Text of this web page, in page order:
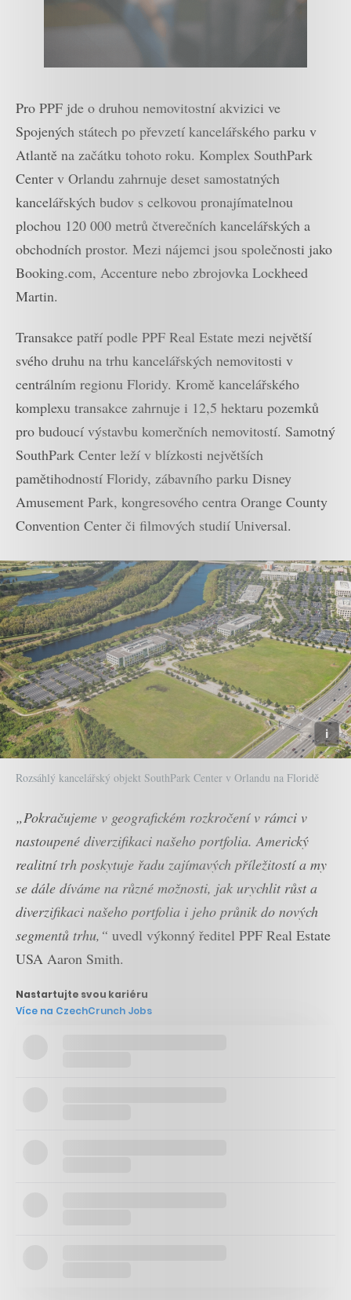
Pro PPF jde o druhou nemovitostní akvizici ve
Spojených státech po převzetí kancelářského parku v
Atlantě na začátku tohoto roku. Komplex SouthPark
Center v Orlandu zahrnuje deset samostatných
kancelářských budov s celkovou pronajímatelnou
plochou 120 000 metrů čtverečních kancelářských a
obchodních prostor. Mezi nájemci jsou společnosti jako
Booking.com, Accenture nebo zbrojovka Lockheed
Martin.
Transakce patří podle PPF Real Estate mezi největší
svého druhu na trhu kancelářských nemovitosti v
centrálním regionu Floridy. Kromě kancelářského
komplexu transakce zahrnuje i 12,5 hektaru pozemků
pro budoucí výstavbu komerčních nemovitostí. Samotný
SouthPark Center leží v blízkosti největších
pamětihodností Floridy, zábavního parku Disney
Amusement Park, kongresového centra Orange County
Convention Center či filmových studií Universal.
Rozsáhlý kancelářský objekt SouthPark Center v Orlandu na Floridě
„Pokračujeme v geografickém rozkročení v rámci v
nastoupené diverzifikaci našeho portfolia. Americký
realitní trh poskytuje řadu zajímavých příležitostí a my
se dále díváme na různé možnosti, jak urychlit růst a
diverzifikaci našeho portfolia i jeho průnik do nových
segmentů trhu,“ uvedl výkonný ředitel PPF Real Estate
USA Aaron Smith.
Nastartujte svou kariéru
Více na CzechCrunch Jobs